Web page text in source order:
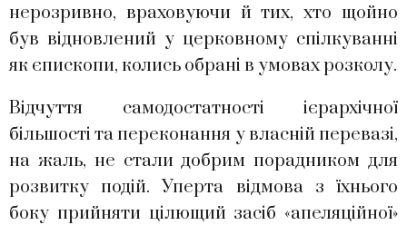
нерозривно, враховуючи й тих, хто щойно
був відновлений у церковному спілкуванні
як єпископи, колись обрані в умовах розколу.
Відчуття самодостатності ієрархічної
більшості та переконання у власній перевазі,
на жаль, не стали добрим порадником для
розвитку подій. Уперта відмова з їхнього
боку прийняти цілющий засіб «апеляційної»